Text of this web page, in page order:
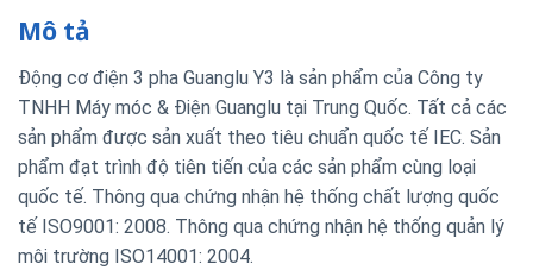
Mô tả
Động cơ điện 3 pha Guanglu Y3 là sản phẩm của Công ty
TNHH Máy móc & Điện Guanglu tại Trung Quốc. Tất cả các
sản phẩm được sản xuất theo tiêu chuẩn quốc tế IEC. Sản
phẩm đạt trình độ tiên tiến của các sản phẩm cùng loại
quốc tế. Thông qua chứng nhận hệ thống chất lượng quốc
tế ISO9001: 2008. Thông qua chứng nhận hệ thống quản lý
môi trường ISO14001: 2004.